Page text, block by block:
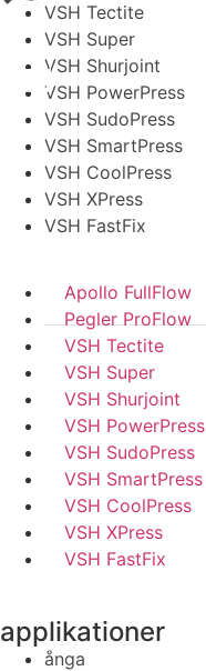
VSH Tectite
VSH Super
VSH Shurjoint
VSH PowerPress
VSH SudoPress
VSH SmartPress
VSH CoolPress
VSH XPress
VSH FastFix
Apollo FullFlow
Pegler ProFlow
VSH Tectite
VSH Super
VSH Shurjoint
VSH PowerPress
VSH SudoPress
VSH SmartPress
VSH CoolPress
VSH XPress
VSH FastFix
applikationer
ånga